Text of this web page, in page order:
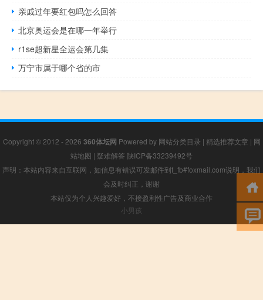
亲戚过年要红包吗怎么回答
北京奥运会是在哪一年举行
r1se超新星全运会第几集
万宁市属于哪个省的市
Copyright © 2012 - 2026 360体坛网 Powered by 网站分类目录 | 精选推荐文章 | 网
站地图 | 疑难解答 陕ICP备33239492号
声明：本站内容来自互联网，如信息有错误可发邮件到f_fb#foxmail.com说明，我们
会及时纠正，谢谢
本站仅为个人兴趣爱好，不接盈利性广告及商业合作
小男孩